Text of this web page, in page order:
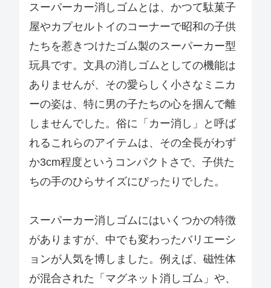
スーパーカー消しゴムとは、かつて駄菓子
屋やカプセルトイのコーナーで昭和の子供
たちを惹きつけたゴム製のスーパーカー型
玩具です。文具の消しゴムとしての機能は
ありませんが、その愛らしく小さなミニカ
ーの姿は、特に男の子たちの心を掴んで離
しませんでした。俗に「カー消し」と呼ば
れるこれらのアイテムは、その全長がわず
か3cm程度というコンパクトさで、子供た
ちの手のひらサイズにぴったりでした。
スーパーカー消しゴムにはいくつかの特徴
がありますが、中でも変わったバリエーシ
ョンが人気を博しました。例えば、磁性体
が混合された「マグネット消しゴム」や、